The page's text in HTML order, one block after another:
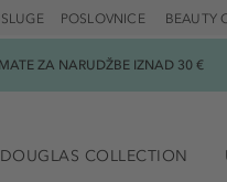
POSLOVNICE BEAUTY
ZA NARUDŽBE IZNAD 30 €
DOUGLAS COLLECTION